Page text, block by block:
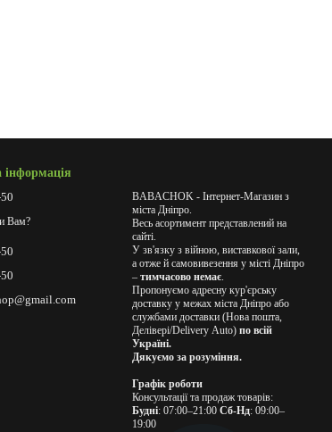
інформація
Вам?
BABACHOK - Інтернет-Магазин з
міста Дніпро.
Весь асортимент представлений на
сайті.
У зв'язку з війною, виставкової зали,
а отже й самовивезення у місті Дніпро
– тимчасово немає.
Пропонуємо адресну кур'єрську
доставку у межах міста Дніпро або
службами доставки (Нова пошта,
Делівері/Delivery Auto) по всій
Україні.
Дякуємо за розуміння.
Графік роботи
Консультації та продаж товарів:
Будні: 07:00–21:00 Сб-Нд: 09:00–
19:00